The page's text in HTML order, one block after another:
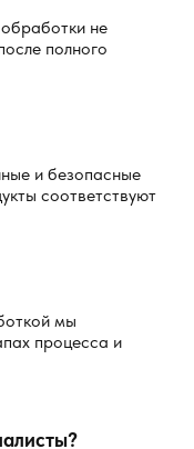
помогли, стоит
в Раменском
соблюдать
и регулярно
не
полного
и безопасные
соответствуют
мы
процесса и